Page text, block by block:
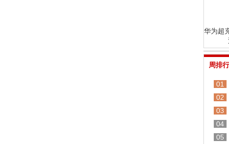
华为超
周排行
01
02
03
04
05